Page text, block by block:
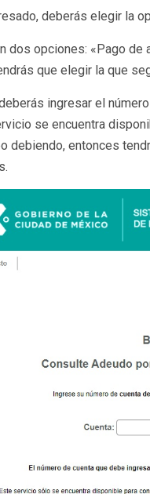
deberás elegir la
dos opciones: «Pago de
que elegir la que
ingresar el
se encuentra
debiendo, entonces